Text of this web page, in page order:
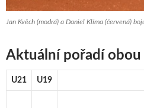
Jan Kvěch (modrá) a Daniel Klíma (červená)
Aktuální pořadí obou
U21 U19